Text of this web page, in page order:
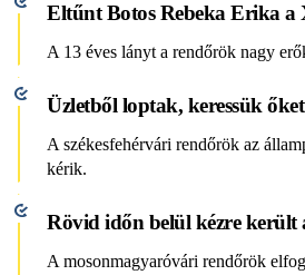
Eltűnt Botos Rebeka Erika
A 13 éves lányt a rendőrök nagy
Üzletből loptak, keressük őket
A székesfehérvári rendőrök az
kérik.
Rövid időn belül kézre került
A mosonmagyaróvári rendőrök